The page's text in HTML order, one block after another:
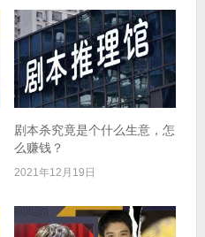
剧本杀究竟是个什么生意，怎
么赚钱？
2021年12月19日